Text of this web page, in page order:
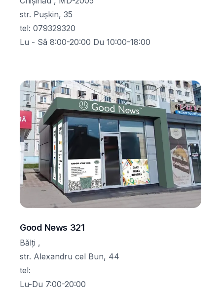
str. Pușkin, 35
tel: 079329320
Lu - Sâ 8:00-20:00 Du 10:00-18:00
Good News 321
Bălți ,
str. Alexandru cel Bun, 44
tel:
Lu-Du 7:00-20:00